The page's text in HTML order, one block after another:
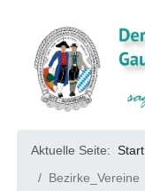
Aktuelle Seite:Start
Bezirke_Vereine